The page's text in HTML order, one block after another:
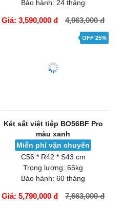
Bảo hành: 24 tháng
Giá: 3,590,000 đ 4,963,000 đ
GIỎ HÀNG
OFF 25%
Két sắt việt tiệp BO56BF Pro
màu xanh
Miễn phí vận chuyển
C56 * R42 * S43 cm
Trọng lượng: 65kg
Bảo hành: 60 tháng
Giá: 5,790,000 đ 7,663,000 đ